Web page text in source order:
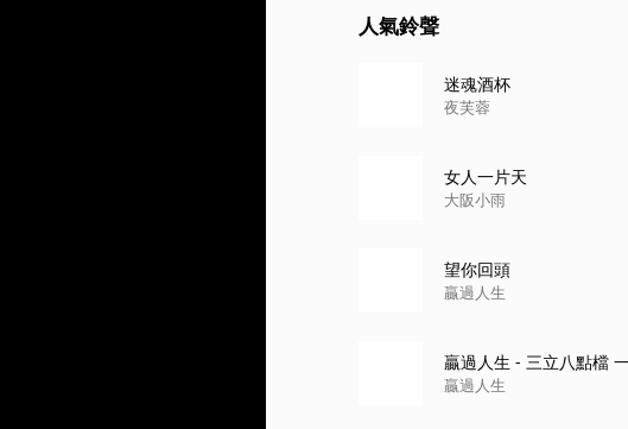
人氣鈴聲
迷魂酒杯
夜芙蓉
女人一片天
大阪小雨
望你回頭
贏過人生
贏過人生 - 三立八點檔
贏過人生